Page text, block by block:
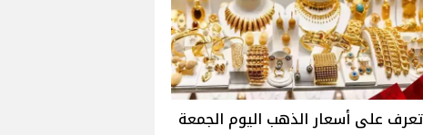
تعرف على أسعار الذهب اليوم الجمعة